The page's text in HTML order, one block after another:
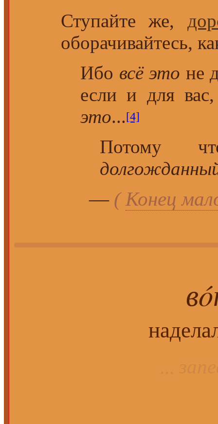
Ступайте же,
оборачивайтесь,
Ибо всё это не
если и для
это...[4]
Потому
— ( Конец